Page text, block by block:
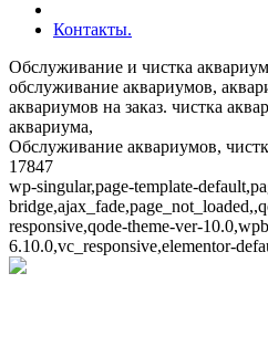
Контакты.
Обслуживание и чистка
обслуживание аквариумов,
аквариумов на заказ. чистка
аквариума,
Обслуживание аквариумов,
17847
wp-singular,page-template-
responsive,qode-theme-ver-
6.10.0,vc_responsive,elementor-